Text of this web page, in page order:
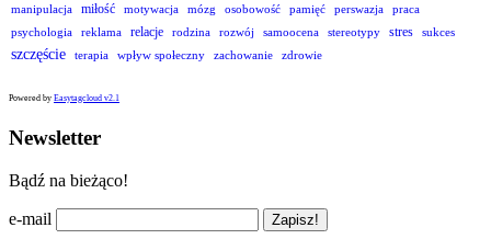
manipulacja
miłość motywacja mózg osobowość pamięć perswazja
praca
psychologia
reklama relacje rodzina rozwój samoocena stereotypy stres sukces
szczęście terapia wpływ społeczny zachowanie zdrowie
Powered by Easytagcloud v2.1
Newsletter
Bądź na bieżąco!
e-mail